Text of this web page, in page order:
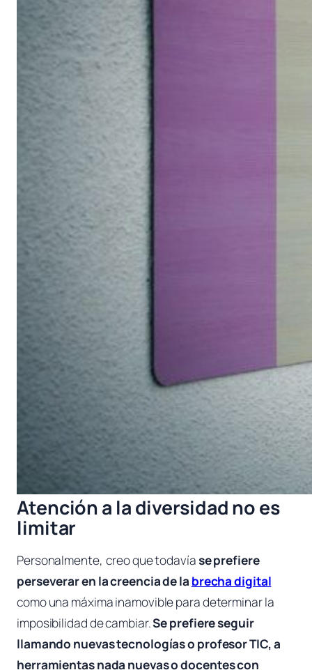
Atención a la diversidad no es
limitar
Personalmente, creo que todavíase prefiere
perseverar en la creencia de la brecha digital
como una máxima inamovible para determinar la
imposibilidad de cambiar.Se prefiere seguir
llamando nuevas tecnologías o profesor TIC, a
herramientas nada nuevas o docentes con